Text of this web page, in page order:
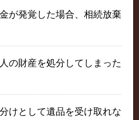
が発覚した場合、相続放棄
の財産を処分してしまった
けとして遺品を受け取れな